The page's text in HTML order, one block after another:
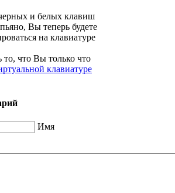
и белых клавиш
Вы теперь будете
на клавиатуре
что Вы только что
клавиатуре
Имя